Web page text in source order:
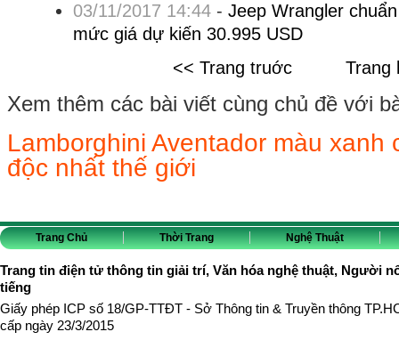
03/11/2017 14:44- Jeep Wrangler
mức giá dự kiến 30.995 USD
<< Trang truớc
Trang
Xem thêm các bài viết cùng chủ đề với
Lamborghini Aventador màu xanh
độc nhất thế giới
Trang Chủ Thời Trang Nghệ Thuật
Trang tin điện tử thông tin giải trí, Văn hóa nghệ thuật, Người
tiếng
Giấy phép ICP số 18/GP-TTĐT - Sở Thông tin & Truyền thông
cấp ngày 23/3/2015